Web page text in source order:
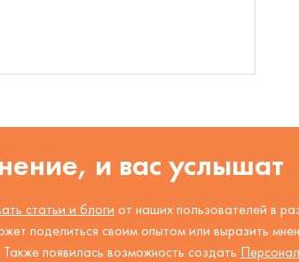
и вас услышат
статьи и блоги от наших пользователей в
поделиться своим опытом или выразить
появилась возможность создать